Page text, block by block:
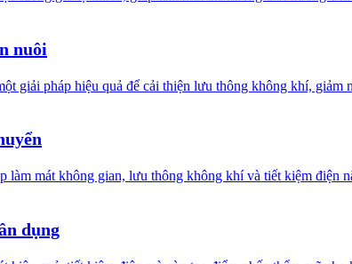
nuôi
giải pháp hiệu quả để cải thiện lưu thông không khí, giảm
làm mát không gian, lưu thông không khí và tiết kiệm điện
dụng